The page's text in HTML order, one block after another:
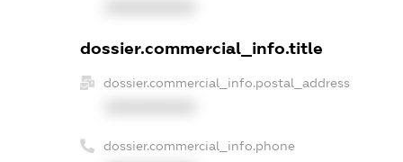
dossier.commercial_info.title
dossier.commercial_info.postal_address
dossier.commercial_info.phone